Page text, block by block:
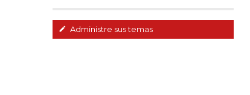
Administre sus temas